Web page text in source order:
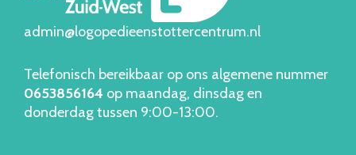
admin@logopedieenstottercentrum.nl
Telefonisch bereikbaar op ons algemene nummer
0653856164 op maandag, dinsdag en
donderdag tussen 9:00-13:00.